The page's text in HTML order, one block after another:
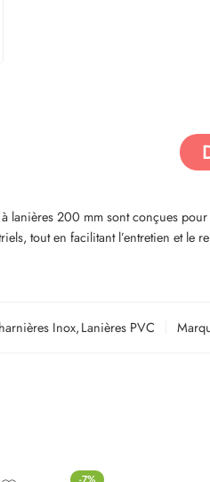
lanières 200 mm sont conçues
tout en facilitant l’entretien et le
Inox,Lanières PVC